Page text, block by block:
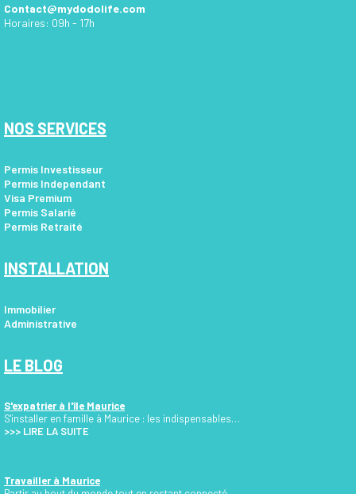
Contact@mydodolife.com
Horaires: 09h - 17h
NOS SERVICES
Permis Investisseur
Permis Independant
Visa Premium
Permis Salarié
Permis Retraité
INSTALLATION
Immobilier
Administrative
LE BLOG
S'expatrier à l'île Maurice
S'installer en famille à Maurice : les indispensables…
>>> LIRE LA SUITE
Travailler à Maurice